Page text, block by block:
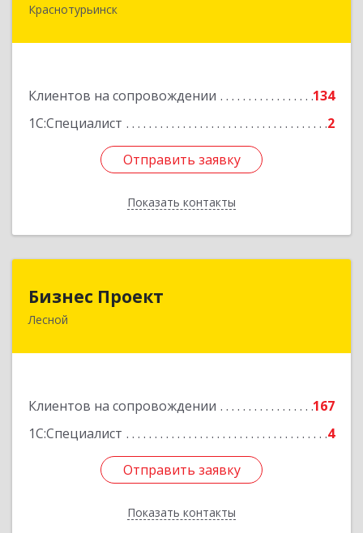
Краснотурьинск
Клиентов на сопровождении
134
1С:Специалист
2
Отправить заявку
Показать контакты
624447, Свердловская обл, Краснотурьинск г,
Отправить заявку
Назад
Бизнес Проект
Лесной
Клиентов на сопровождении
167
1С:Специалист
4
Отправить заявку
Показать контакты
624200, Свердловская обл, Лесной г, Сиротина
Отправить заявку
Назад